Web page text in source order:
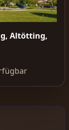
Altötting,